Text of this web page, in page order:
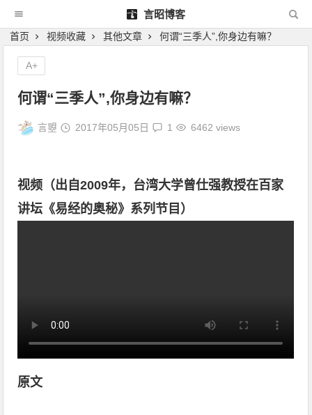
言昭博客
首页 视频收藏 其他文章 何谓“三季人”,你身边有嘛？
何谓“三季人”,你身边有嘛？
言曌 2017年05月05日 1 6462 views
视频（出自2009年，台湾大学曾仕强教授在百家
讲坛《易经的奥秘》系列节目）
原文
A+